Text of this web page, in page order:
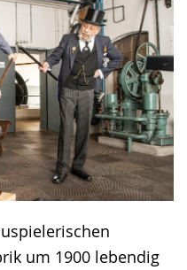
um 1900 lebendig